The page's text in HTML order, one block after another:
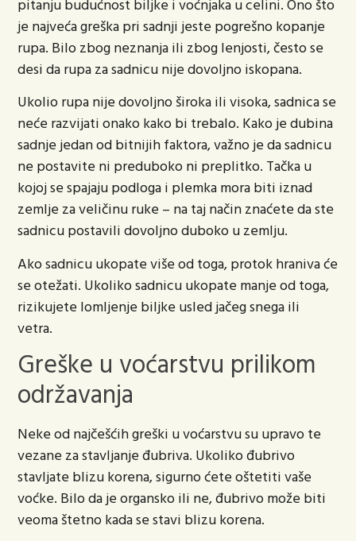
pitanju budućnost biljke i voćnjaka u celini. Ono što
je najveća greška pri sadnji jeste pogrešno kopanje
rupa. Bilo zbog neznanja ili zbog lenjosti, često se
desi da rupa za sadnicu nije dovoljno iskopana.
Ukolio rupa nije dovoljno široka ili visoka, sadnica se
neće razvijati onako kako bi trebalo. Kako je dubina
sadnje jedan od bitnijih faktora, važno je da sadnicu
ne postavite ni preduboko ni preplitko. Tačka u
kojoj se spajaju podloga i plemka mora biti iznad
zemlje za veličinu ruke – na taj način znaćete da ste
sadnicu postavili dovoljno duboko u zemlju.
Ako sadnicu ukopate više od toga, protok hraniva će
se otežati. Ukoliko sadnicu ukopate manje od toga,
rizikujete lomljenje biljke usled jačeg snega ili
vetra.
Greške u voćarstvu prilikom
održavanja
Neke od najčešćih greški u voćarstvu su upravo te
vezane za stavljanje đubriva. Ukoliko đubrivo
stavljate blizu korena, sigurno ćete oštetiti vaše
voćke. Bilo da je organsko ili ne, đubrivo može biti
veoma štetno kada se stavi blizu korena.